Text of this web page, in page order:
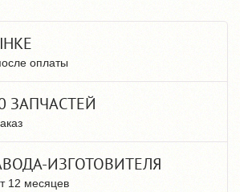
оплаты
ЗАПЧАСТЕЙ
ИЗГОТОВИТЕЛЯ
12 месяцев